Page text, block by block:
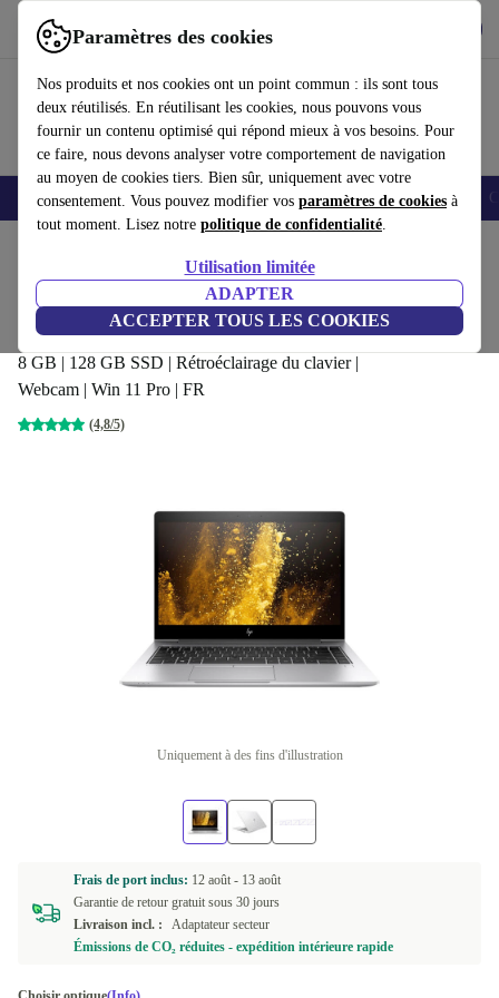
Paramètres des cookies
Nos produits et nos cookies ont un point commun : ils sont tous
deux réutilisés. En réutilisant les cookies, nous pouvons vous
fournir un contenu optimisé qui répond mieux à vos besoins. Pour
ce faire, nous devons analyser votre comportement de navigation
au moyen de cookies tiers. Bien sûr, uniquement avec votre
consentement. Vous pouvez modifier vos paramètres de cookies à
tout moment. Lisez notre politique de confidentialité.
Utilisation limitée
ADAPTER
ACCEPTER TOUS LES COOKIES
Utilisez refurbed rapidement et facilement
Smartphones Laptops Tablettes Montres connectées Accessoires
HP EliteBook 840 G6 | i5-8365U
| 14-pouces
8 GB | 128 GB SSD | Rétroéclairage du clavier |
Webcam | Win 11 Pro | FR
(4,8/5)
269,99 €
Uniquement à des fins d'illustration
Frais de port inclus: 12 août - 13 août
Garantie de retour gratuit sous 30 jours
Livraison incl. :
Adaptateur secteur
Émissions de CO₂ réduites - expédition intérieure rapide